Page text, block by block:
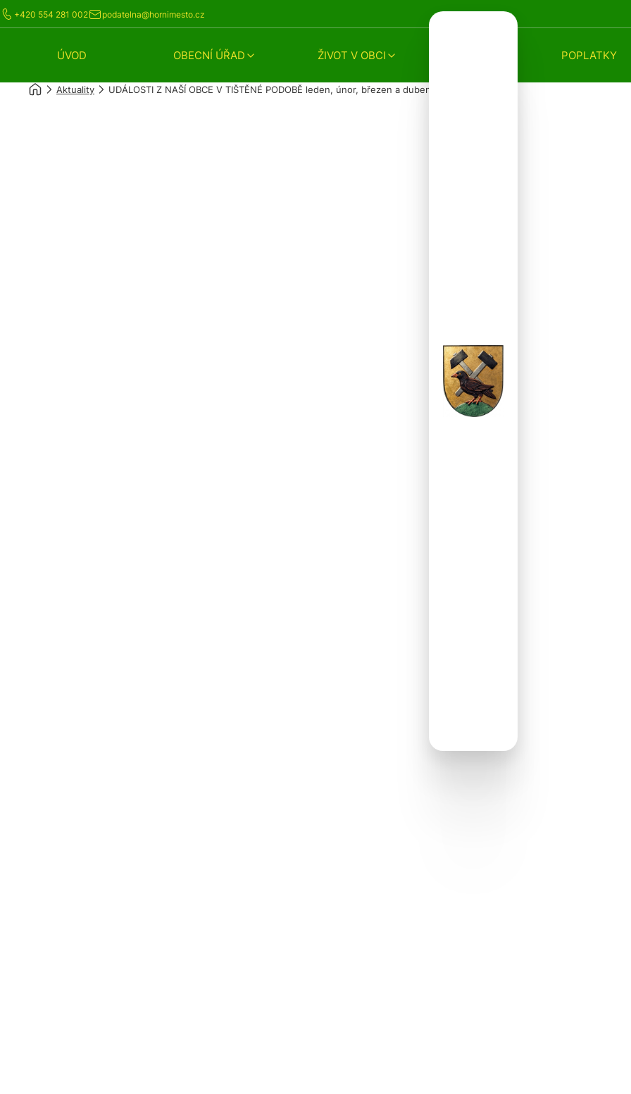
+420 554 281 002 podatelna@hornimesto.cz
ÚVOD OBECNÍ ÚŘAD ŽIVOT V OBCI POPLATKY
Aktuality UDÁLOSTI Z NAŠÍ OBCE V TIŠTĚNÉ PODOBĚ leden, únor, březen a duben 2026